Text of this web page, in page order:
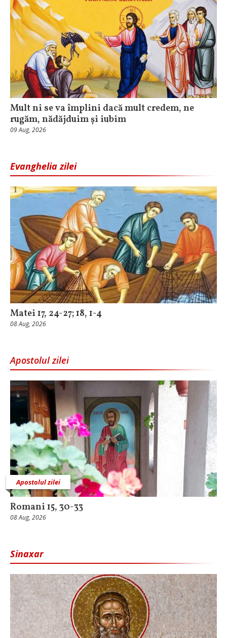
Mult ni se va împlini dacă mult credem, ne
rugăm, nădăjduim și iubim
09 Aug, 2026
Evanghelia zilei
Matei 17, 24-27; 18, 1-4
08 Aug, 2026
Apostolul zilei
Apostolul zilei
Romani 15, 30-33
08 Aug, 2026
Sinaxar